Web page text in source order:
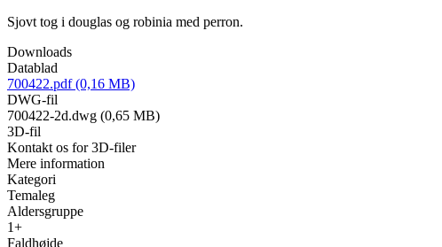
Sjovt tog i douglas og robinia med perron.
Downloads
Datablad
700422.pdf (0,16 MB)
DWG-fil
700422-2d.dwg (0,65 MB)
3D-fil
Kontakt os for 3D-filer
Mere information
Kategori
Temaleg
Aldersgruppe
1+
Faldhøjde